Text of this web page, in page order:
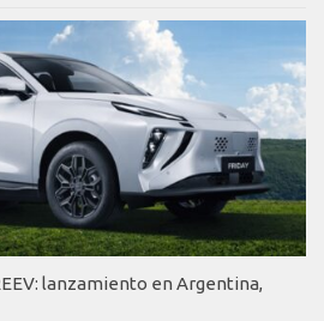
lanzamiento en Argentina,